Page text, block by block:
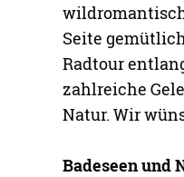
Seite
Radtour
zahlreiche
Natur. Wir
Badeseen und